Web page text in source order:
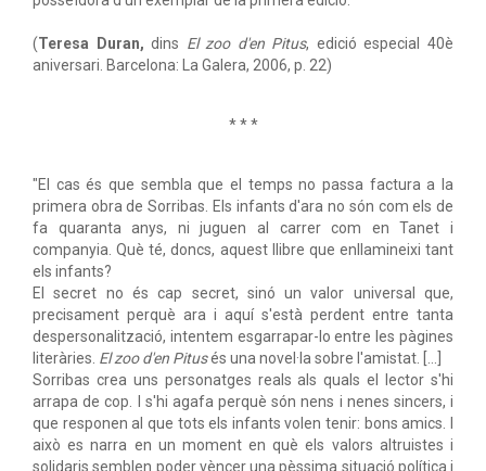
(Teresa Duran, dins El zoo d'en Pitus, edició especial 40è
aniversari. Barcelona: La Galera, 2006, p. 22)
* * *
"El cas és que sembla que el temps no passa factura a la
primera obra de Sorribas. Els infants d'ara no són com els de
fa quaranta anys, ni juguen al carrer com en Tanet i
companyia. Què té, doncs, aquest llibre que enllamineixi tant
els infants?
El secret no és cap secret, sinó un valor universal que,
precisament perquè ara i aquí s'està perdent entre tanta
despersonalització, intentem esgarrapar-lo entre les pàgines
literàries. El zoo d'en Pitusés una novel·la sobre l'amistat. [...]
Sorribas crea uns personatges reals als quals el lector s'hi
arrapa de cop. I s'hi agafa perquè són nens i nenes sincers, i
que responen al que tots els infants volen tenir: bons amics. I
això es narra en un moment en què els valors altruistes i
solidaris semblen poder vèncer una pèssima situació política i